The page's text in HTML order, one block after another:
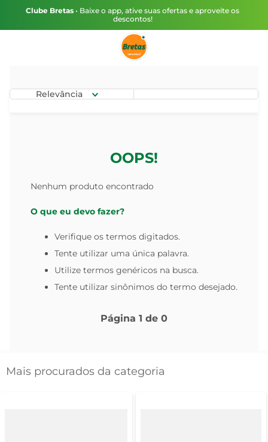
Clube Bretas • Baixe o app, ative suas ofertas e aproveite os
descontos!
Relevância
OOPS!
Nenhum produto encontrado
O que eu devo fazer?
Verifique os termos digitados.
Tente utilizar uma única palavra.
Utilize termos genéricos na busca.
Tente utilizar sinônimos do termo desejado.
Página 1 de 0
Mais procurados da categoria